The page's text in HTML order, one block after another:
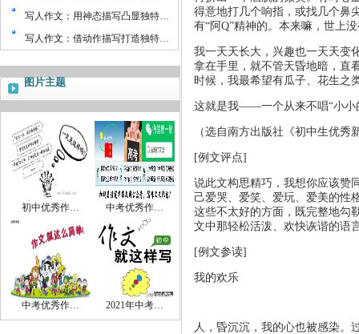
写人作文：用神态描写凸显独特…
写人作文：借动作描写打造独特…
图片主题
初中优秀作… 中考优秀作…
中考优秀作… 2021年中考…
得意地打几个响指，或找几个鼻
有“阿 Q”精神的。本来嘛，世上
我一天天长大，兴趣也一天天变
拿在手里，就不管天昏地暗，直
时候，我最希望有瓜子、花生之
这就是我——一个从来不唱“小小
（选自南方出版社《初中生优秀
[例文评点]
说此文构思精巧，我想你应该赞
己爱哭、爱笑、爱玩、爱美的性
这些不太好的方面，既完整地勾
文中那轻松活泼、欢快诙谐的语
[例文参读]
我的欢乐
人，昏沉沉，我的心也被感染。